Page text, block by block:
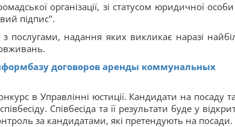
організації, зі статусом юридичної
підпис".
послугами, надання яких викликає наразі
договоров аренды коммунальных
в Управлінні юстиції. Кандидати на посаду
Співбесіда та її результати буде у
за кандидатами, які претендують на посади.